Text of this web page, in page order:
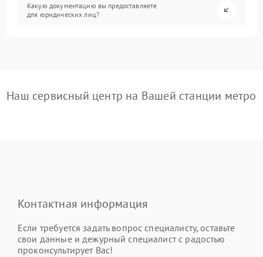
Какую документацию вы предоставляете
для юридических лиц?
Наш сервисный центр на Вашей станции метро
Контактная информация
Если требуется задать вопрос специалисту, оставьте
свои данные и дежурный специалист с радостью
проконсультирует Вас!